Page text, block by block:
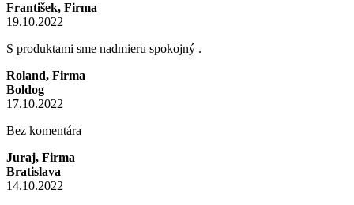
František, Firma
19.10.2022
S produktami sme nadmieru spokojný .
Roland, Firma
Boldog
17.10.2022
Bez komentára
Juraj, Firma
Bratislava
14.10.2022